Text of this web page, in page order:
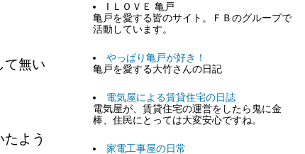
て無い
よう
I ＬＯＶＥ 亀戸
亀戸を愛する皆のサイト。ＦＢのグループで
活動しています。
やっぱり亀戸が好き！
亀戸を愛する大竹さんの日記
電気屋による賃貸住宅の日誌
電気屋が、賃貸住宅の運営をしたら鬼に金
棒、住民にとっては大変安心ですね。
家電工事屋の日常